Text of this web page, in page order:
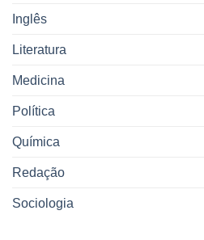
Inglês
Literatura
Medicina
Política
Química
Redação
Sociologia